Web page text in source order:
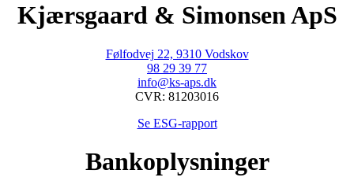
Kjærsgaard & Simonsen ApS
​Følfodvej 22, 9310 Vodskov
98 29 39 77
info@ks-aps.dk
CVR: 81203016
Se ESG-rapport
Bankoplysninger